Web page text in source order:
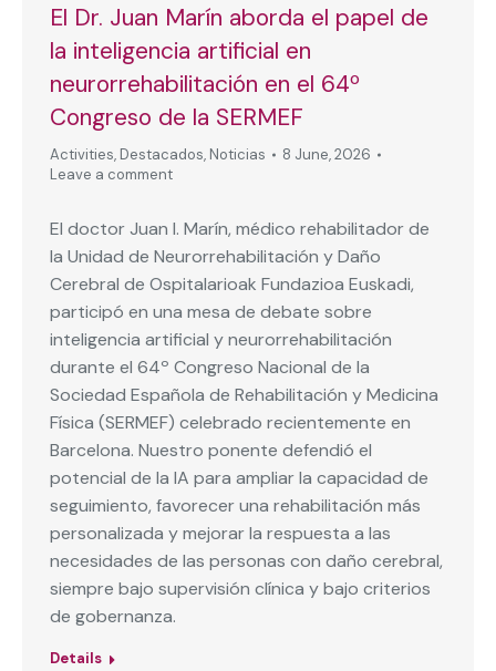
El Dr. Juan Marín aborda el papel de
la inteligencia artificial en
neurorrehabilitación en el 64º
Congreso de la SERMEF
Activities, Destacados, Noticias
8 June, 2026
Leave a comment
El doctor Juan I. Marín, médico rehabilitador de
la Unidad de Neurorrehabilitación y Daño
Cerebral de Ospitalarioak Fundazioa Euskadi,
participó en una mesa de debate sobre
inteligencia artificial y neurorrehabilitación
durante el 64º Congreso Nacional de la
Sociedad Española de Rehabilitación y Medicina
Física (SERMEF) celebrado recientemente en
Barcelona. Nuestro ponente defendió el
potencial de la IA para ampliar la capacidad de
seguimiento, favorecer una rehabilitación más
personalizada y mejorar la respuesta a las
necesidades de las personas con daño cerebral,
siempre bajo supervisión clínica y bajo criterios
de gobernanza.
Details